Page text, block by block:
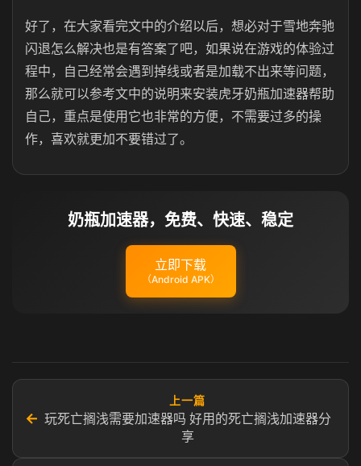
好了，在大家看完文中的介绍以后，想必对于雪地奔驰
闪退怎么解决也是有答案了吧，如果说在游戏的体验过
程中，自己经常会遇到掉线或者是加载不出来等问题，
那么就可以参考文中的说明来安装虎牙奶瓶加速器帮助
自己，重点是使用它也非常的方便，不需要过多的操
作，喜欢就更加不要错过了。
奶瓶加速器，免费、快速、稳定
立即下载
（Android APK）
←
上一篇
玩死亡搁浅需要加速器吗 好用的死亡搁浅加速器分
享